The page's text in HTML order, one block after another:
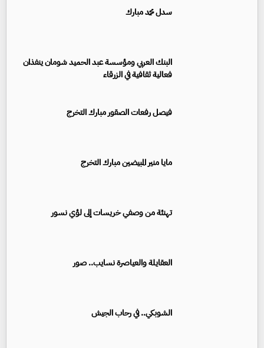
سدل محمد مبارك
البنك العربي ومؤسسة عبد الحميد شومان ينفذان
فعالية ثقافية في الزرقاء
فيصل رفعات الصقور مبارك التخرج
مايا منير المبيضين مبارك التخرج
تهنئة من وصفي خريسات إلى لؤي نسور
العقايلة والعياصرة نسايب.. صور
الشوبكي.. في رحاب الجيش